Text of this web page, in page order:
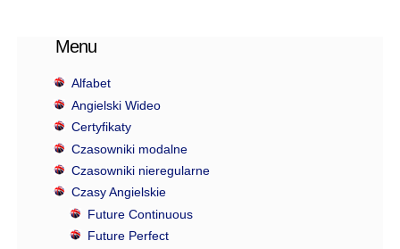
Menu
Alfabet
Angielski Wideo
Certyfikaty
Czasowniki modalne
Czasowniki nieregularne
Czasy Angielskie
Future Continuous
Future Perfect